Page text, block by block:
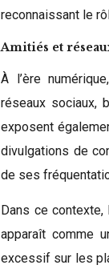
reconnaissant le
Amitiés et
À l’ère
réseaux sociaux,
exposent
divulgations de
de ses
Dans ce
apparaît comme
excessif sur les